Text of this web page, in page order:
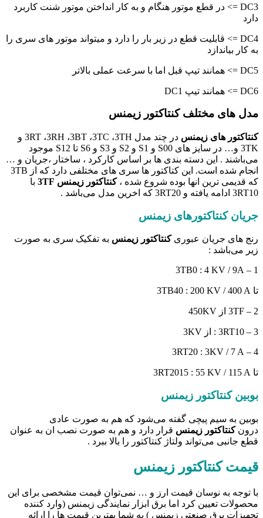
DC3 => در قطع موتور هنگام و به کار انداختن موتور شنت کاربرد
دارد
DC4 => قابلیت قطع در زیر بار را دارد و میتواند موتور های سری را
به کار بیاندازد
DC5 => همانند تیپ قبل اما با سرعت عملی بالاتر
DC6 => همانند تیپ DC1
مدل های مختلف کنتاکتور زیمنس
کنتاکتور های زیمنس
در چند مدل 3RT ،3RH ،3BT ،3TC ،3TH و
3TK و… در سایز های S00 و S1 و S2 و S3 و S6 تا S12 موجود
می‌باشند . این دسته بندی ها بر اساس کارکرد ، ساختار ،جریان و …
انجام شده است. این کتاکتور ها سری های مختلفی دارد که از 3TB
که قدیمی ترین انها بوده شروع شده ،کنتاکتور زیمنس 3TF
با
3RT10 ادامه یافته و 3RT20 که اخرین مدل می‌باشد .
جریان کنتاکتورهای زیمنس
رنج های جریان عبوری کنتاکتور زیمنس به تفکیک سری به صورت
زیر می‌باشد :
1 – 3TB0 : 4 KV / 9A
تا 3TB40 : 200 KV / 400 A
2 – 3TF از 450KV
3 – 3RT10 : از 3KV
4 – 3RT20 : 3KV / 7 A
تا 3RT2015 : 55 KV / 115 A
بوبین کنتاکتور زیمنس
بوبین به سیم پیچی گفته می‌شود که هم به صورت عادی
درون کنتاکتور زیمنس قرار دارد و هم به صورت نصب ان به عنوان
قطع جانبی می‌تواند ولتاژ کنتاکتور را بالا ببرد .
قیمت کنتاکتور زیمنس
با توجه به نوسان قیمت ارز و … نمی‌توان قیمت مشخصی برای این
محصولات تعیین کرد اما برق ابزار نمایندگی زیمنس (وارد کننده
تجهیزات برق صنعتی زیمنس ) به شما بهترین قیمت ها را ارائه